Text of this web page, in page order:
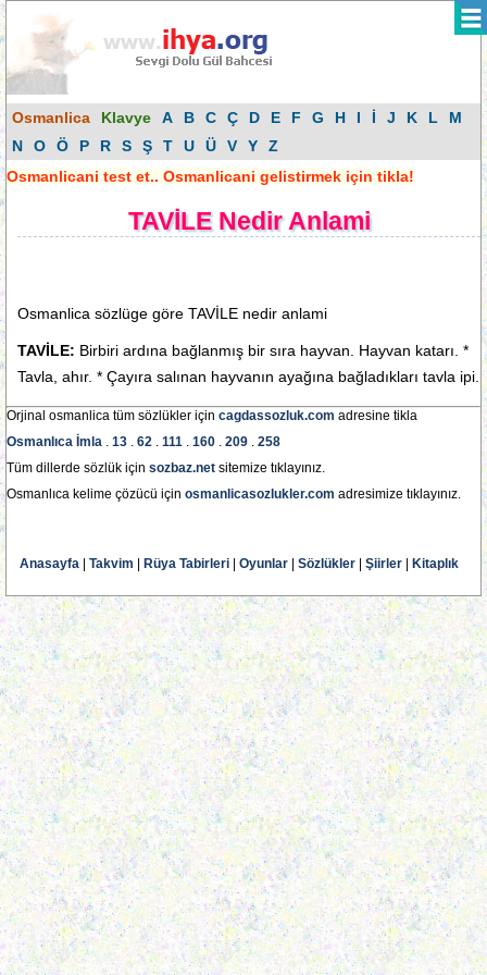
Osmanlica Klavye A B C Ç D E F G H I İ J K L
M
N
O Ö P R S Ş T U Ü V Y
Z
Osmanlicani test et.. Osmanlicani gelistirmek için tikla!
TAVİLE Nedir Anlami
Osmanlica sözlüge göre TAVİLE nedir anlami
TAVİLE: Birbiri ardına bağlanmış bir sıra hayvan. Hayvan katarı. *
Tavla, ahır. * Çayıra salınan hayvanın ayağına bağladıkları tavla ipi.
Orjinal osmanlica tüm sözlükler için cagdassozluk.com adresine tikla
Osmanlıca İmla . 13 . 62 . 111 . 160 . 209 . 258
Tüm dillerde sözlük için sozbaz.net sitemize tıklayınız.
Osmanlıca kelime çözücü için osmanlicasozlukler.com adresimize tıklayınız.
Anasayfa Takvim Rüya Tabirleri Oyunlar Sözlükler Şiirler Kitaplık